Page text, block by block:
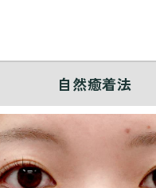
自然癒着法